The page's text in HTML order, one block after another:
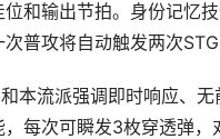
和输出节拍。身份记忆
普攻将自动触发两次
本流派强调即时响应、
每次可瞬发3枚穿透弹，